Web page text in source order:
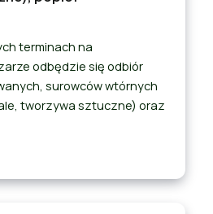
terminach na
odbędzie się odbiór
surowców wtórnych
tworzywa sztuczne) oraz